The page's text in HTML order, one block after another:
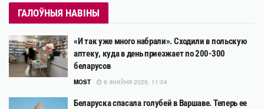
ГАЛОЎНЫЯ НАВІНЫ
«И так уже много набрали». Сходили в польскую
аптеку, куда в день приезжает по 200-300
беларусов
MOST 6 ЖНІЎНЯ 2026, 11:04
Беларуска спасала голубей в Варшаве. Теперь ее